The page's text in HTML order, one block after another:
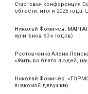
Стартовая конференция
области: итоги 2025 года.
Николай Фомичёв.
хулиганов 60-х годов)
Ростовчанка Алёна
«Жить во благо людей,
Николай Фомичёв.
знакомой девушки)